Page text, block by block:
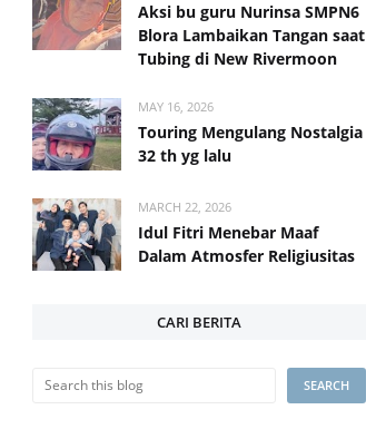
Aksi bu guru Nurinsa SMPN6
Blora Lambaikan Tangan saat
Tubing di New Rivermoon
MAY 16, 2026
Touring Mengulang Nostalgia
32 th yg lalu
MARCH 22, 2026
Idul Fitri Menebar Maaf
Dalam Atmosfer Religiusitas
CARI BERITA